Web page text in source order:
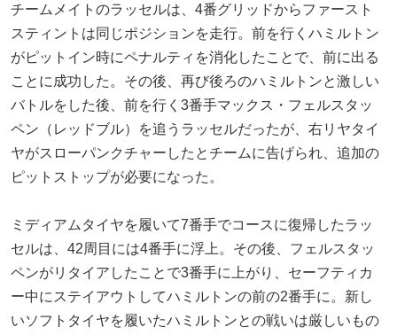
チームメイトのラッセルは、4番グリッドからファースト
スティントは同じポジションを走行。前を行くハミルトン
がピットイン時にペナルティを消化したことで、前に出る
ことに成功した。その後、再び後ろのハミルトンと激しい
バトルをした後、前を行く3番手マックス・フェルスタッ
ペン（レッドブル）を追うラッセルだったが、右リヤタイ
ヤがスローパンクチャーしたとチームに告げられ、追加の
ピットストップが必要になった。
ミディアムタイヤを履いて7番手でコースに復帰したラッ
セルは、42周目には4番手に浮上。その後、フェルスタッ
ペンがリタイアしたことで3番手に上がり、セーフティカ
ー中にステイアウトしてハミルトンの前の2番手に。新し
いソフトタイヤを履いたハミルトンとの戦いは厳しいもの